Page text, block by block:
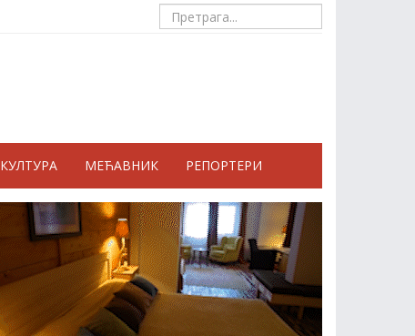
КУЛТУРА МЕЋАВНИК РЕПОРТЕРИ